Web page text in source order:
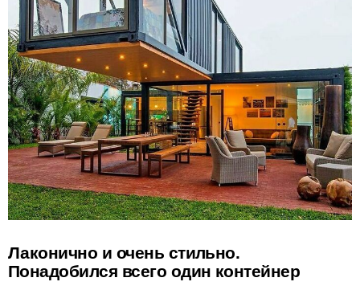
Лаконично и очень стильно.
Понадобился всего один контейнер